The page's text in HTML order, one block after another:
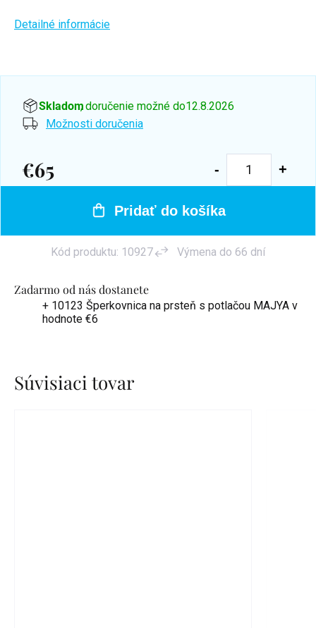
Zadarmo od nás dostanete
+ 10123 Šperkovnica na prsteň s potlačou MAJYA v
hodnote €6
Detailné informácie
Skladom, doručenie možné do12.8.2026
Možnosti doručenia
€65
Jednotková
Pridať do košíka
Kód produktu: 10927 Výmena do 66 dní
Súvisiaci tovar